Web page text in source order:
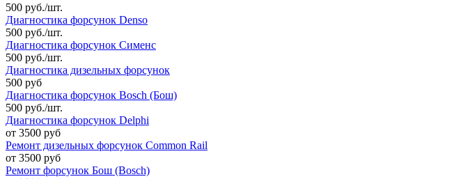
500 руб./шт.
Диагностика форсунок Denso
500 руб./шт.
Диагностика форсунок Сименс
500 руб./шт.
Диагностика дизельных форсунок
500 руб
Диагностика форсунок Bosch (Бош)
500 руб./шт.
Диагностика форсунок Delphi
от 3500 руб
Ремонт дизельных форсунок Common Rail
от 3500 руб
Ремонт форсунок Бош (Bosch)